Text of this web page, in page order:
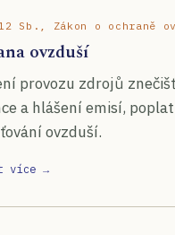
Sb., Zákon o ochraně
ovzduší
provozu zdrojů
a hlášení emisí,
ovzduší.
více →